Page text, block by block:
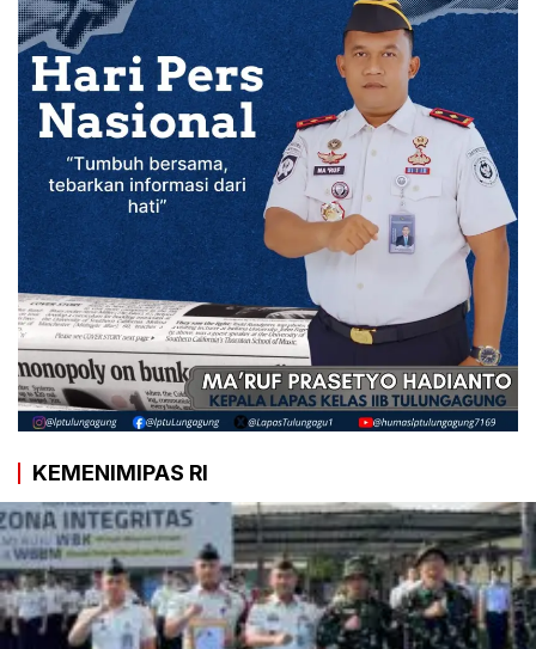
KEMENIMIPAS RI